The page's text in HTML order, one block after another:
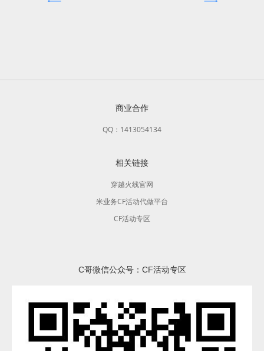
商业合作
QQ：1413054134
相关链接
穿越火线官网
米业务CF活动代做平台
CF活动专区
C哥微信公众号：CF活动专区